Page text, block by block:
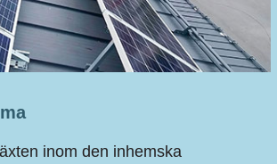
inom den inhemska